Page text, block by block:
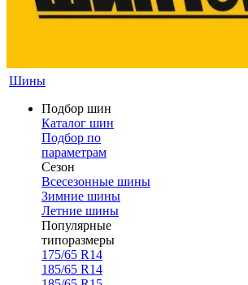
Шины
Подбор шин
Каталог шин
Подбор по
параметрам
Сезон
Всесезонные шины
Зимние шины
Летние шины
Популярные
типоразмеры
175/65 R14
185/65 R14